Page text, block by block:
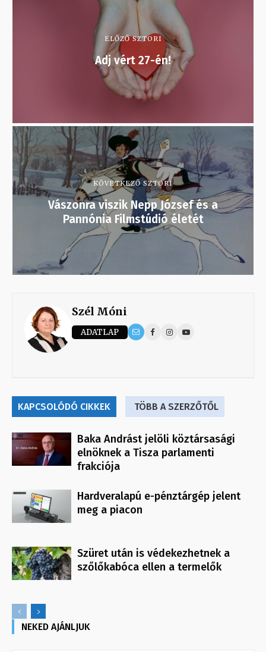
ELŐZŐ SZTORI
Adj vért 27-én!
KÖVETKEZŐ SZTORI
Vászonra viszik Nepp József és a
Pannónia Filmstúdió életét
Szél Móni
ADATLAP
KAPCSOLÓDÓ CIKKEK TÖBB A SZERZŐTŐL
Baka Andrást jelöli köztársasági
elnöknek a Tisza parlamenti
frakciója
Hardveralapú e-pénztárgép jelent
meg a piacon
Szüret után is védekezhetnek a
szőlőkabóca ellen a termelők
NEKED AJÁNLJUK